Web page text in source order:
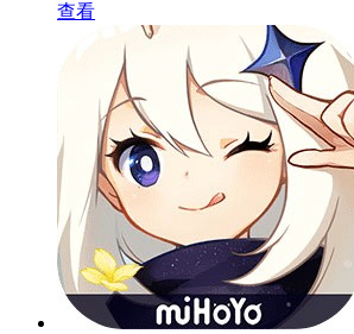
查看